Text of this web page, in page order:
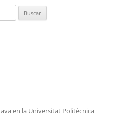
en la Universitat Politècnica